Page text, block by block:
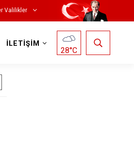
Valilikler
İLETİŞİM
28°C